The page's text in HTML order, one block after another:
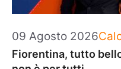
09 Agosto 2026
Fiorentina, tutto